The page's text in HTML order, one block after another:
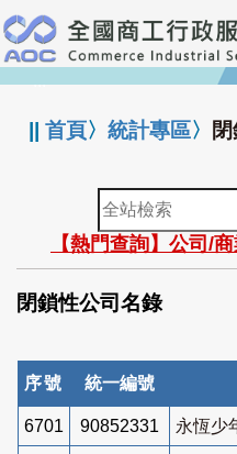
跳
到
主
要
:::
||首頁〉統計專區〉
全
站
檢
索
【熱門查詢】公司/
閉鎖性公司名錄
序號 統一編號
6701 90852331 永恆少